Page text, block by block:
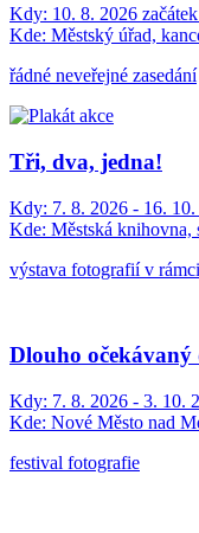
Kdy: 10. 8. 2026
Kde: Městský úřad,
řádné neveřejné zasedání
Tři, dva, jedna!
Kdy: 7. 8. 2026 - 16.
Kde: Městská knihovna,
výstava fotografií v
Dlouho očekávaný
Kdy: 7. 8. 2026 - 3. 10.
Kde: Nové Město nad
festival fotografie